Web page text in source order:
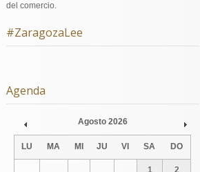
del comercio.
#ZaragozaLee
Agenda
Agosto 2026
LU MA MI JU VI SA DO
1 2